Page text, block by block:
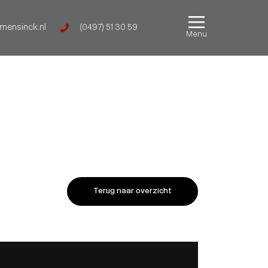
(0497) 51 30 59
Menu
Terug naar overzicht